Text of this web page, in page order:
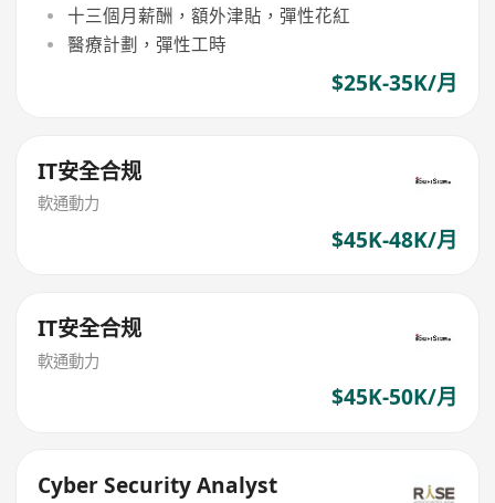
十三個月薪酬，額外津貼，彈性花紅
醫療計劃，彈性工時
$25K-35K/月
IT安全合规
軟通動力
$45K-48K/月
IT安全合规
軟通動力
$45K-50K/月
Cyber Security Analyst